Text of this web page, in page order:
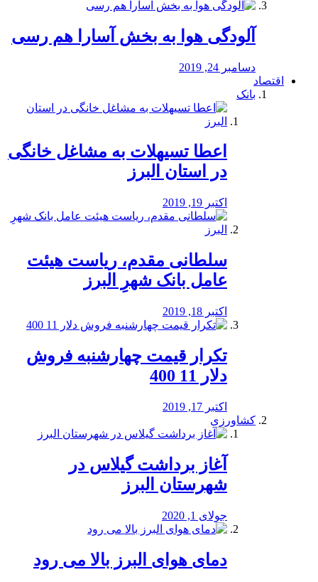
آلودگی هوا به بخش آسارا هم رسی
دسامبر 24, 2019
اقتصاد
بانک
️اعطا تسیهلات به مشاغل خانگی
در استان البرز
اکتبر 19, 2019
سلطانی مقدم، ریاست هیئت
عامل بانک شهرِ البرز
اکتبر 18, 2019
تکرار قیمت چهارشنبه فروش
دلار 11 400
اکتبر 17, 2019
کشاورزی
آغاز برداشت گیلاس در
شهرستان البرز
جولای 1, 2020
دمای هوای البرز بالا می رود